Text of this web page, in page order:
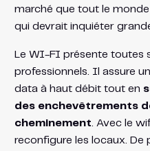
marché que tout le
qui devrait inquiéter
Le WI-FI présente toutes
professionnels. Il assure
data à haut débit tout en
des enchevêtrements
cheminement . Avec le
reconfigure les locaux. De